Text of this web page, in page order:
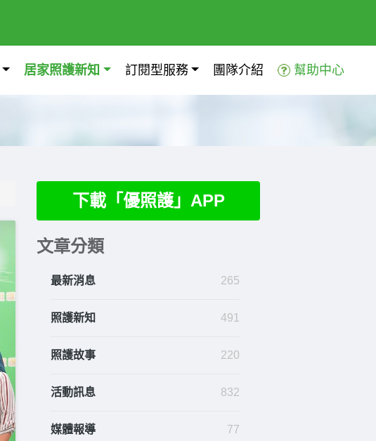
居家照護新知 訂閱型服務 團隊介紹 幫助中心
下載「優照護」APP
文章分類
最新消息 265
照護新知 491
照護故事 220
活動訊息 832
媒體報導 77